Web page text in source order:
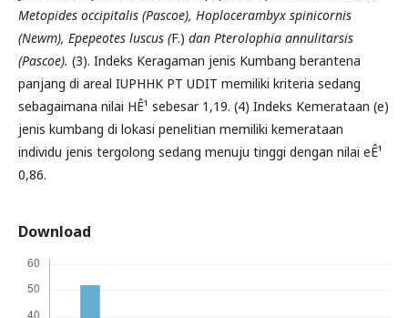
Metopides occipitalis (Pascoe), Hoplocerambyx spinicornis
(Newm), Epepeotes luscus (F.) dan Pterolophia annulitarsis
(Pascoe). (3). Indeks Keragaman jenis Kumbang berantena
panjang di areal IUPHHK PT UDIT memiliki kriteria sedang
sebagaimana nilai HÊ¹ sebesar 1,19. (4) Indeks Kemerataan (e)
jenis kumbang di lokasi penelitian memiliki kemerataan
individu jenis tergolong sedang menuju tinggi dengan nilai eÊ¹
0,86.
Download